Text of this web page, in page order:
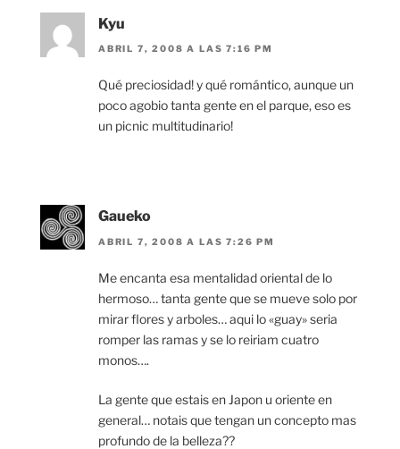
Kyu
ABRIL 7, 2008 A LAS 7:16 PM
Qué preciosidad! y qué romántico, aunque un
poco agobio tanta gente en el parque, eso es
un picnic multitudinario!
Gaueko
ABRIL 7, 2008 A LAS 7:26 PM
Me encanta esa mentalidad oriental de lo
hermoso… tanta gente que se mueve solo por
mirar flores y arboles… aqui lo «guay» seria
romper las ramas y se lo reiriam cuatro
monos….
La gente que estais en Japon u oriente en
general… notais que tengan un concepto mas
profundo de la belleza??